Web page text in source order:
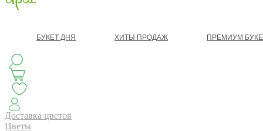
БУКЕТ ДНЯ ХИТЫ ПРОДАЖ ПРЕМИУМ
Доставка цветов
Цветы